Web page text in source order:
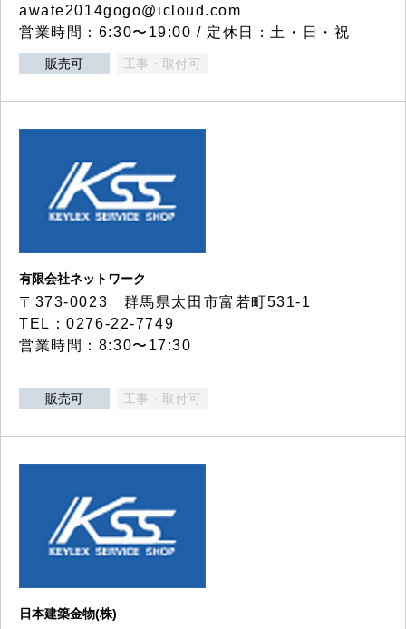
awate2014gogo@icloud.com
営業時間：6:30〜19:00 / 定休日：土・日・祝
販売可 工事・取付可
有限会社ネットワーク
〒373-0023 群馬県太田市富若町531-1
TEL：0276-22-7749
営業時間：8:30〜17:30
販売可 工事・取付可
日本建築金物(株)